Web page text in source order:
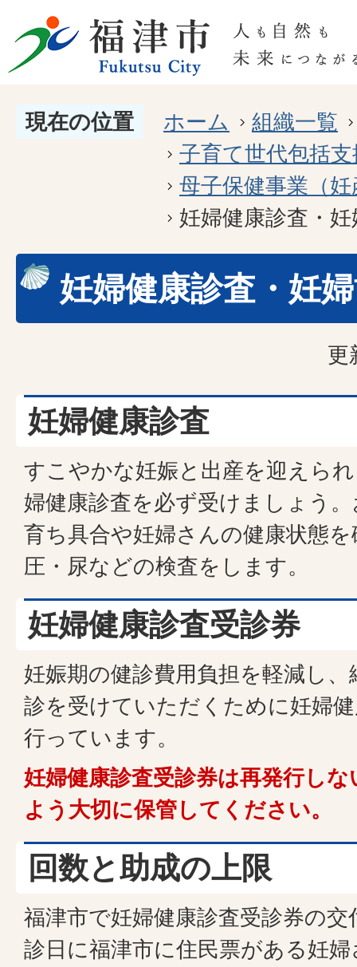
現在の位置 ホーム
組織一覧
子育て世代包括
母子保健事業（
妊婦健康診査・
妊婦健康診査・妊
更
妊婦健康診査
すこやかな妊娠と出産を迎えら
婦健康診査を必ず受けましょう
育ち具合や妊婦さんの健康状態
圧・尿などの検査をします。
妊婦健康診査受診券
妊娠期の健診費用負担を軽減し
診を受けていただくために妊婦
行っています。
妊婦健康診査受診券は再発行し
よう大切に保管してください。
回数と助成の上限
福津市で妊婦健康診査受診券の
診日に福津市に住民票がある妊